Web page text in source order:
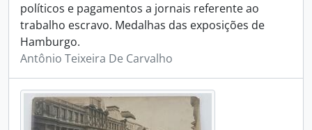
políticos e pagamentos a jornais referente ao
trabalho escravo. Medalhas das exposições de
Hamburgo.
Antônio Teixeira De Carvalho